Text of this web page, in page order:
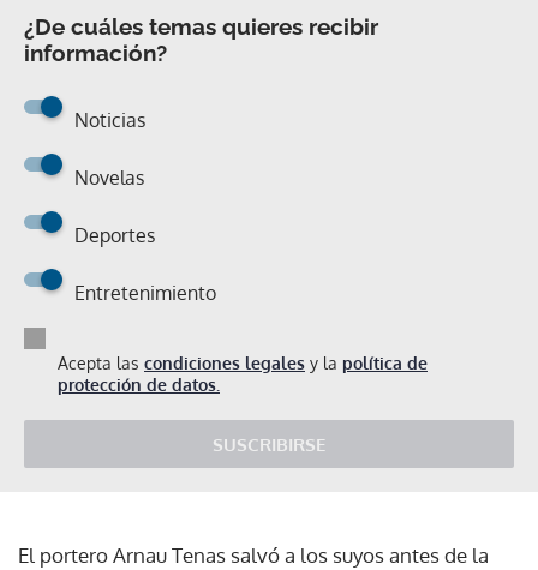
¿De cuáles temas quieres recibir
información?
Noticias
Novelas
Deportes
Entretenimiento
Acepta las condiciones legales y la política de
protección de datos.
SUSCRIBIRSE
El portero Arnau Tenas salvó a los suyos antes de la